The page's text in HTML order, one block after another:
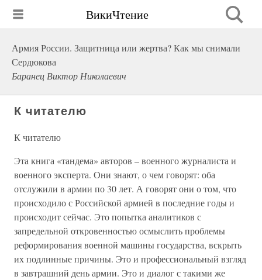
ВикиЧтение
Армия России. Защитница или жертва? Как мы снимали
Сердюкова
Баранец Виктор Николаевич
К читателю
К читателю
Эта книга «тандема» авторов – военного журналиста и
военного эксперта. Они знают, о чем говорят: оба
отслужили в армии по 30 лет. А говорят они о том, что
происходило с Российской армией в последние годы и
происходит сейчас. Это попытка аналитиков с
запредельной откровенностью осмыслить проблемы
реформирования военной машины государства, вскрыть
их подлинные причины. Это и профессиональный взгляд
в завтрашний день армии. Это и диалог с такими же